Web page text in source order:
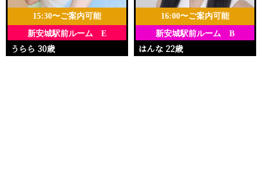
新安城駅前ルーム E
15:30〜ご案内可能
うらら 30歳
新安城駅前ルーム B
16:00〜ご案内可能
はんな 22歳